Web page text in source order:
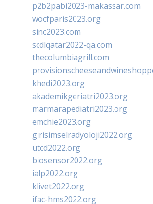
p2b2pabi2023-makassar.com
wocfparis2023.org
sinc2023.com
scdlqatar2022-qa.com
thecolumbiagrill.com
khedi2023.org
akademikgeriatri2023.org
marmarapediatri2023.org
emchie2023.org
girisimselradyoloji2022.org
utcd2022.org
biosensor2022.org
ialp2022.org
klivet2022.org
ifac-hms2022.org